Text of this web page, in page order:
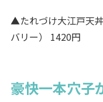
▲たれづけ大江戸天
バリー） 1420円
豪快一本穴子